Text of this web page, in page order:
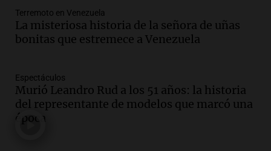
Episodios
Audio.Fieles movilizados por San
Episodios
Audio.Se registra inusual nevada en
Zapala, Neuquén, con más de mil
Terremoto en Venezuela
La misteriosa historia de la señora de uñas
bonitas que estremece a Venezuela
Espectáculos
Murió Leandro Rud a los 51 años: la historia
del representante de modelos que marcó una
época